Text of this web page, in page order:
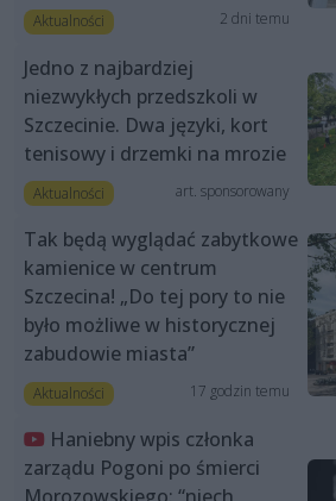
Aktualności 2 dni temu
Jedno z najbardziej
niezwykłych przedszkoli w
Szczecinie. Dwa języki, kort
tenisowy i drzemki na mrozie
Aktualności art. sponsorowany
Tak będą wyglądać zabytkowe
kamienice w centrum
Szczecina! „Do tej pory to nie
było możliwe w historycznej
zabudowie miasta”
Aktualności 17 godzin temu
Haniebny wpis członka
zarządu Pogoni po śmierci